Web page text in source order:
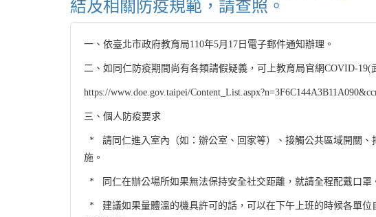
結及相關防疫規範，請查照。
一、依臺北市政府教育局110年5月17日電子郵件通知辦理。
二、如同仁防疫期間尚有各類請假疑義，可上教育局官網COVID-19(
https://www.doe.gov.taipei/
三、個人防疫要求
* 請同仁進入室內（如：辦公室、回家等）、接觸公共區域開關
施。
* 同仁在辦公場所如果無法保持安全社交距離，就請全程配戴口罩
* 建議如果量體溫的機具許可的話，可以在下午上班的時候各單位